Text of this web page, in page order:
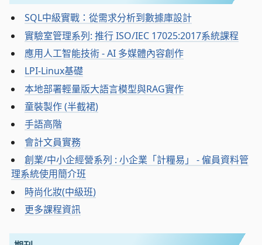
SQL中級實戰：從需求分析到數據庫設計
實驗室管理系列: 推行 ISO/IEC 17025:2017系統課程
應用人工智能技術 - AI 多媒體內容創作
LPI-Linux基礎
本地部署輕量版大語言模型與RAG實作
童裝製作 (半截裙)
手語高階
會計文員實務
創業/中小企經營系列 : 小企業「計糧易」 - 僱員資料管
理系統使用簡介班
時尚化妝(中級班)
更多課程資訊